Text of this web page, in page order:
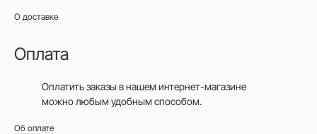
О доставке
Оплата
Оплатить заказы в нашем интернет-магазине
можно любым удобным способом.
Об оплате